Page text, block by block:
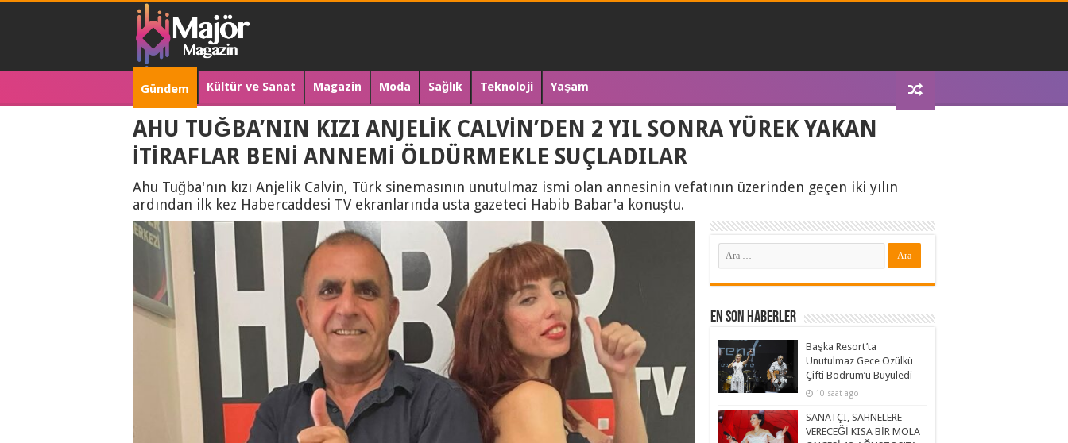
Gündem Kültür ve Sanat Magazin Moda Sağlık Teknoloji Yaşam
AHU TUĞBA’NIN KIZI ANJELİK CALVİN’DEN 2 YIL SONRA YÜREK YAKAN
İTİRAFLAR BENİ ANNEMİ ÖLDÜRMEKLE SUÇLADILAR
Ahu Tuğba'nın kızı Anjelik Calvin, Türk sinemasının unutulmaz ismi olan annesinin vefatının üzerinden geçen iki yılın
ardından ilk kez Habercaddesi TV ekranlarında usta gazeteci Habib Babar'a konuştu.
En Son Haberler
Başka Resort’ta
Unutulmaz Gece Özülkü
Çifti Bodrum’u Büyüledi
10 saat ago
SANATÇI, SAHNELERE
VERECEĞİ KISA BİR MOLA